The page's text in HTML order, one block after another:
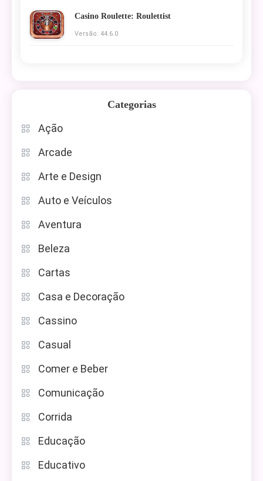
Casino Roulette: Roulettist
Versão: 44.6.0
Categorias
Ação
Arcade
Arte e Design
Auto e Veículos
Aventura
Beleza
Cartas
Casa e Decoração
Cassino
Casual
Comer e Beber
Comunicação
Corrida
Educação
Educativo